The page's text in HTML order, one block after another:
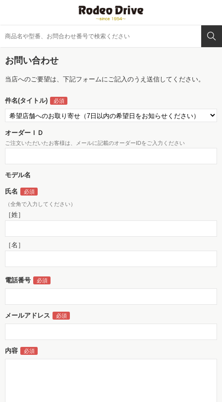
お問い合わせ
当店へのご要望は、下記フォームにご記入のうえ送信してください。
件名(タイトル)
オーダーＩＤ
ご注文いただいたお客様は、メールに記載のオーダーIDをご入力ください
モデル名
氏名
（全角で入力してください）
［姓］
［名］
電話番号
メールアドレス
内容